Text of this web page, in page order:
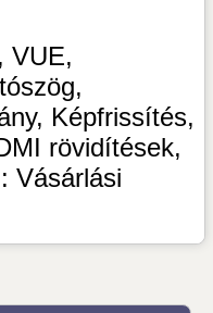
VUE,
Képfrissítés,
rövidítések,
Vásárlási